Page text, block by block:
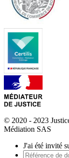
© 2020 - 2023
Médiation SAS
J'ai été invité